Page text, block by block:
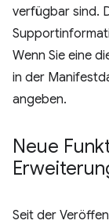
verfügbar sind.
Wenn Sie eine
in der
angeben.
Neue
Seit der